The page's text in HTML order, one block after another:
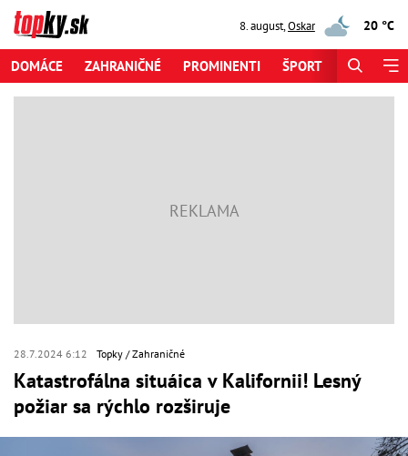
8. august,Oskar 20 °C
DOMÁCE ZAHRANIČNÉ PROMINENTI ŠPORT
28.7.2024 6:12 Topky Zahraničné
Katastrofálna situáica v Kalifornii! Lesný
požiar sa rýchlo rozširuje